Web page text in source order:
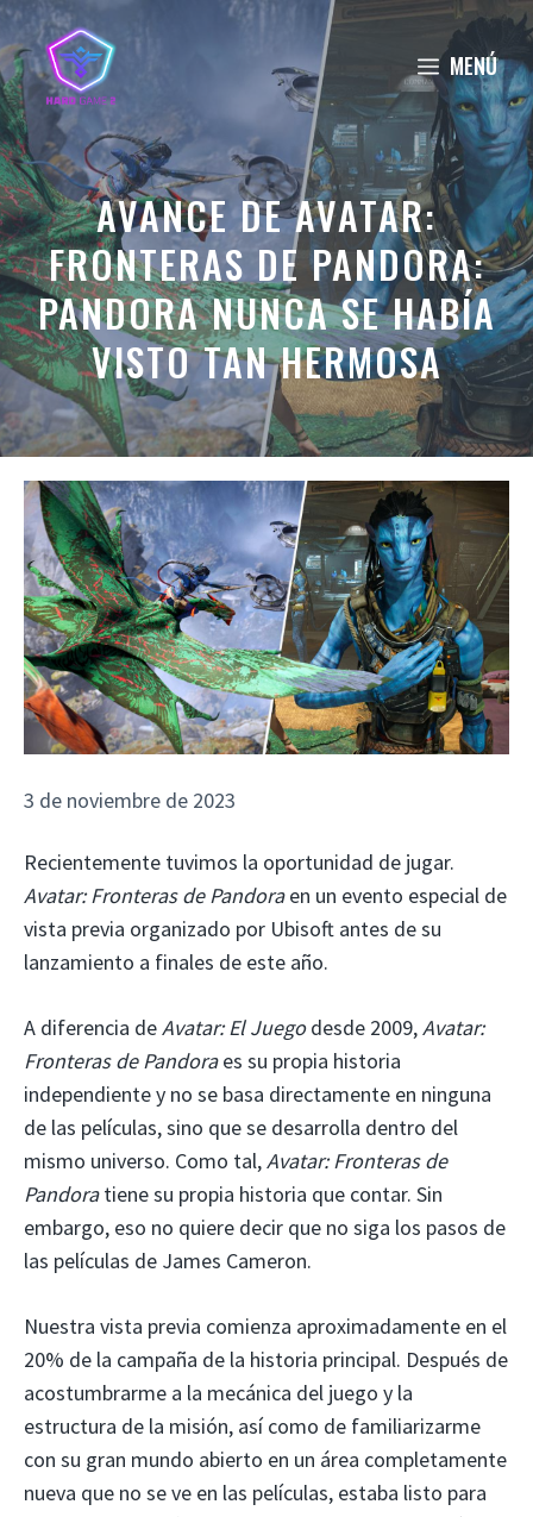
Saltar
al
contenido
MENÚ
AVANCE DE AVATAR:
FRONTERAS DE PANDORA:
PANDORA NUNCA SE HABÍA
VISTO TAN HERMOSA
3 de noviembre de 2023
Recientemente tuvimos la oportunidad de jugar.
Avatar: Fronteras de Pandoraen un evento especial de
vista previa organizado por Ubisoft antes de su
lanzamiento a finales de este año.
A diferencia deAvatar: El Juegodesde 2009,Avatar:
Fronteras de Pandoraes su propia historia
independiente y no se basa directamente en ninguna
de las películas, sino que se desarrolla dentro del
mismo universo. Como tal,Avatar: Fronteras de
Pandoratiene su propia historia que contar. Sin
embargo, eso no quiere decir que no siga los pasos de
las películas de James Cameron.
Nuestra vista previa comienza aproximadamente en el
20% de la campaña de la historia principal. Después de
acostumbrarme a la mecánica del juego y la
estructura de la misión, así como de familiarizarme
con su gran mundo abierto en un área completamente
nueva que no se ve en las películas, estaba listo para